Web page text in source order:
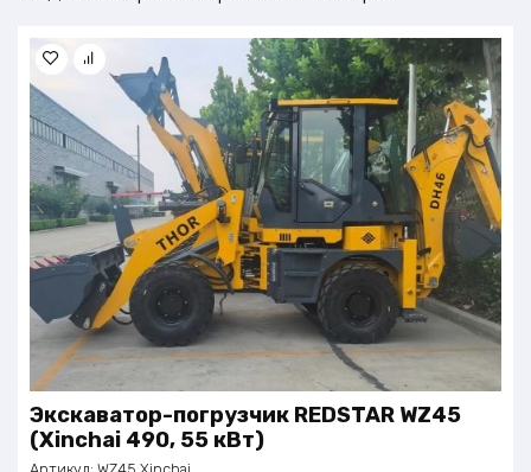
Экскаватор-погрузчик REDSTAR WZ45
(Xinchai 490, 55 кВт)